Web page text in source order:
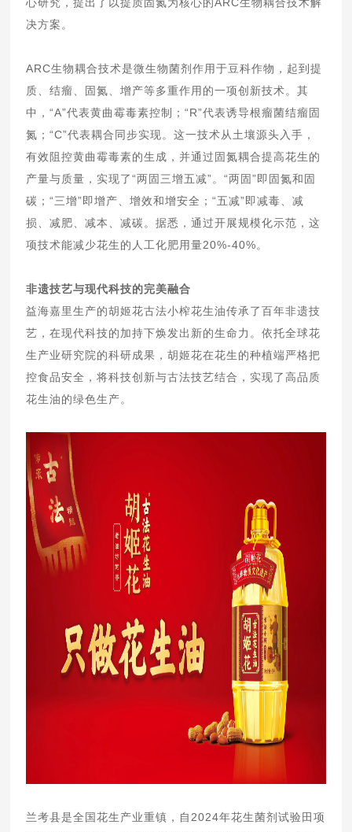
决方案。
ARC生物耦合技术是微生物菌剂作用于豆科作物，起到提
质、结瘤、固氮、增产等多重作用的一项创新技术。其
中，“A”代表黄曲霉毒素控制；“R”代表诱导根瘤菌结瘤固
氮；“C”代表耦合同步实现。这一技术从土壤源头入手，
有效阻控黄曲霉毒素的生成，并通过固氮耦合提高花生的
产量与质量，实现了“两固三增五减”。“两固”即固氮和固
碳；“三增”即增产、增效和增安全；“五减”即减毒、减
损、减肥、减本、减碳。据悉，通过开展规模化示范，这
项技术能减少花生的人工化肥用量20%-40%。
非遗技艺与现代科技的完美融合
益海嘉里生产的胡姬花古法小榨花生油传承了百年非遗技
艺，在现代科技的加持下焕发出新的生命力。依托全球花
生产业研究院的科研成果，胡姬花在花生的种植端严格把
控食品安全，将科技创新与古法技艺结合，实现了高品质
花生油的绿色生产。
兰考县是全国花生产业重镇，自2024年花生菌剂试验田项